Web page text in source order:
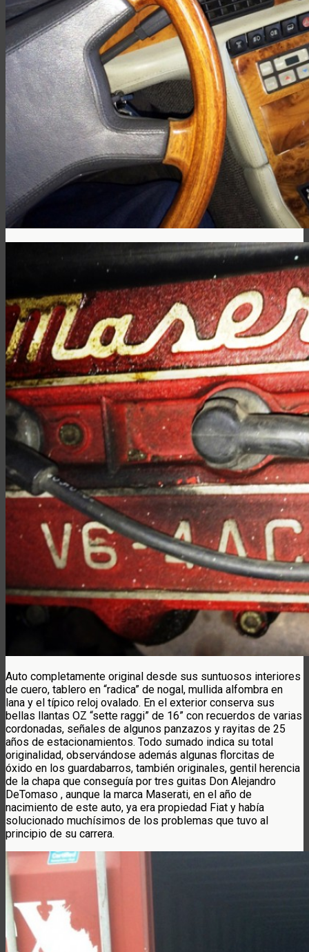
Auto completamente original desde sus suntuosos interiores
de cuero, tablero en “radica” de nogal, mullida alfombra en
lana y el típico reloj ovalado. En el exterior conserva sus
bellas llantas OZ “sette raggi” de 16” con recuerdos de varias
cordonadas, señales de algunos panzazos y rayitas de 25
años de estacionamientos. Todo sumado indica su total
originalidad, observándose además algunas florcitas de
óxido en los guardabarros, también originales, gentil herencia
de la chapa que conseguía por tres guitas Don Alejandro
DeTomaso , aunque la marca Maserati, en el año de
nacimiento de este auto, ya era propiedad Fiat y había
solucionado muchísimos de los problemas que tuvo al
principio de su carrera.